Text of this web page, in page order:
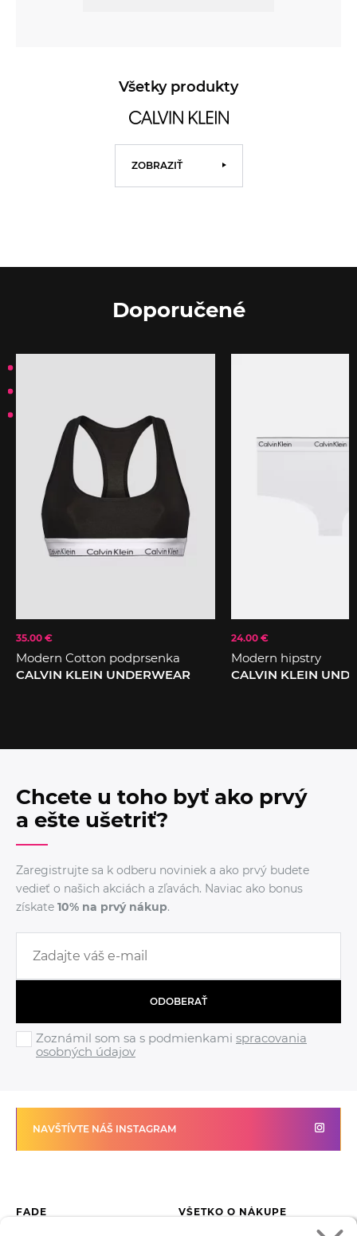
Všetky produkty
ZOBRAZIŤ
Doporučené
35.00 €
Modern Cotton podprsenka
CALVIN KLEIN UNDERWEAR
24.00 €
Modern hipstry
CALVIN KLEIN
Chcete u toho byť ako prvý
a ešte ušetriť?
Zaregistrujte sa k odberu noviniek a ako prvý budete
vedieť o našich akciách a zľavách. Naviac ako bonus
získate 10% na prvý nákup.
ODOBERAŤ
Zoznámil som sa s podmienkami spracovania
osobných údajov
NAVŠTÍVTE NÁŠ INSTAGRAM
FADE
VŠETKO O NÁKUPE